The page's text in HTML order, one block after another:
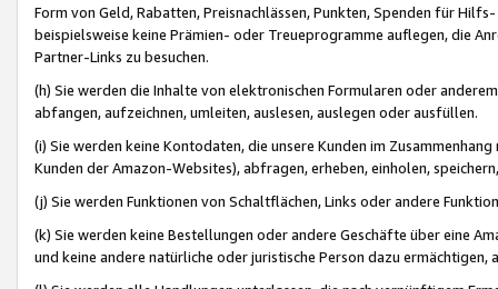
Form von Geld, Rabatten, Preisnachlässen, Punkten, Spenden für
beispielsweise keine Prämien- oder Treueprogramme auflegen, die
Partner-Links zu besuchen.
(h) Sie werden die Inhalte von elektronischen Formularen oder
abfangen, aufzeichnen, umleiten, auslesen, auslegen oder ausfüllen.
(i) Sie werden keine Kontodaten, die unsere Kunden im
Kunden der Amazon-Websites), abfragen, erheben, einholen,
(j) Sie werden Funktionen von Schaltflächen, Links oder andere
(k) Sie werden keine Bestellungen oder andere Geschäfte über eine
und keine andere natürliche oder juristische Person dazu